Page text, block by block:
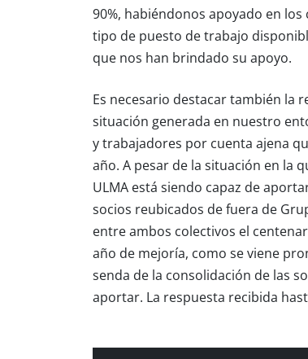
90%, habiéndonos apoyado en los
tipo de puesto de trabajo
que nos han brindado su apoyo.
Es necesario destacar también la
situación generada en nuestro
y trabajadores por cuenta ajena
año. A pesar de la situación en la
ULMA está siendo capaz de
socios reubicados de fuera de
entre ambos colectivos el
año de mejoría, como se viene
senda de la consolidación de las
aportar. La respuesta recibida